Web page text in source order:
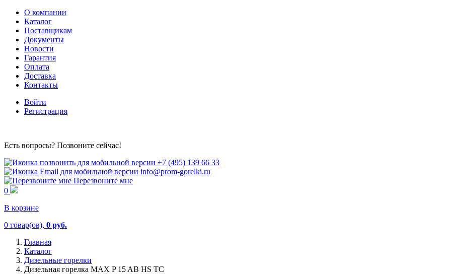
О компании
Каталог
Поставщикам
Документы
Новости
Гарантия
Оплата
Доставка
Контакты
Войти
Регистрация
Есть вопросы? Позвоните сейчас!
+7 (495) 139 66 33
info@prom-gorelki.ru
Перезвоните мне
0
В корзине
0 товар(ов), 0 руб.
Главная
Каталог
Дизельные горелки
Дизельная горелка MAX P 15 AB HS TC